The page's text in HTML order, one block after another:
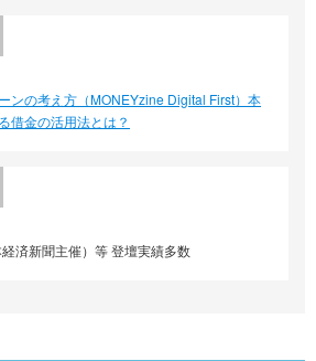
ンの考え方（MONEYzine Digital First）本
借金の活用法とは？
済新聞主催）等 登壇実績多数